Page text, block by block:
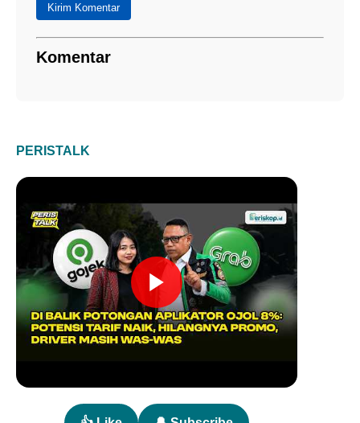
Kirim Komentar
Komentar
PERISTALK